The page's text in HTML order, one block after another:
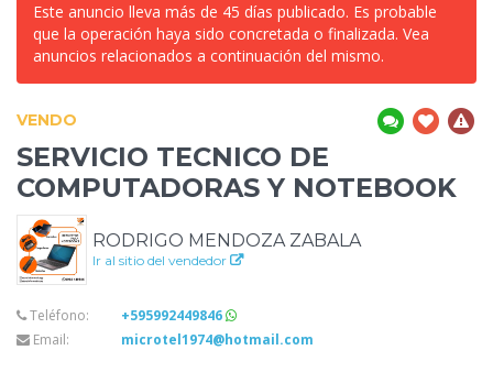
Este anuncio lleva más de 45 días publicado. Es probable
que la operación haya sido concretada o finalizada. Vea
anuncios relacionados a continuación del mismo.
VENDO
SERVICIO TECNICO DE
COMPUTADORAS Y NOTEBOOK
RODRIGO MENDOZA ZABALA
Ir al sitio del vendedor
Teléfono:
+595992449846
Email:
microtel1974@hotmail.com